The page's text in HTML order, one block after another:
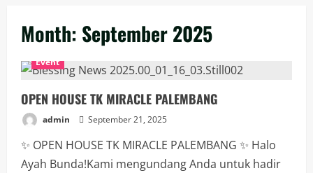
Month: September 2025
Event
OPEN HOUSE TK MIRACLE PALEMBANG
admin September 21, 2025
✨ OPEN HOUSE TK MIRACLE PALEMBANG ✨ Halo
Ayah Bunda!Kami mengundang Anda untuk hadir